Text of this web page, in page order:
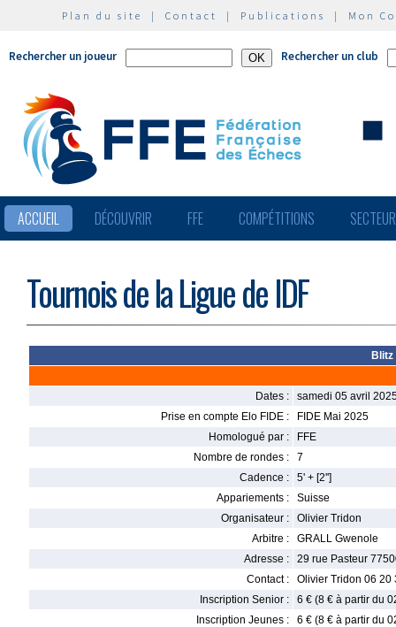
Plan du site | Contact | Publications | Mon
Rechercher un joueur Rechercher un club
ACCUEIL DÉCOUVRIR FFE COMPÉTITIONS
Tournois de la Ligue de IDF
Dates :
samedi 05 avril
Prise en compte Elo FIDE :
FIDE Mai 2025
Homologué par :
FFE
Nombre de rondes :
7
Cadence :
5' + [2'']
Appariements :
Suisse
Organisateur :
Olivier Tridon
Arbitre :
GRALL Gwenole
Adresse :
29 rue Pasteur
Contact :
Olivier Tridon 06 20
Inscription Senior :
6 € (8 € à partir du
Inscription Jeunes :
6 € (8 € à partir du